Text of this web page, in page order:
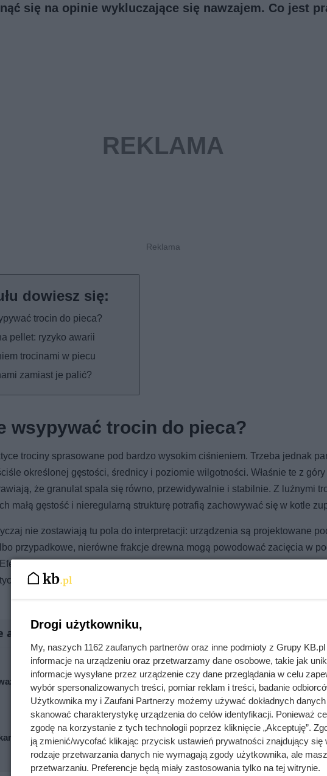
się na opinie wykluczające się nawzajem. Co jest
trocin do pieca?
pellet: ryzyko awarii
trocinami w piecu
zamiast je palić?
wsypywać trocin do pieca?
trociny sprasowane pod bardzo wysokim ciśnieniem. Trzeba jednak
określonej gęstości, średnicy i poziomie wilgotności. Właśnie te z
że granulat spala się równo, przewidywalnie i stabilnie. Z luźnymi
małą gęstość i nieregularną strukturę potrafią zachowywać się w kotle
nie zostawiają tu pola do interpretacji: urządzenia są projektowane
przypadkowe, nierówne frakcje drewna mogą powodować zacięcia w
Zamiast efektywnego, czystego spalania może pojawić się więcej
trociny często oznaczają też konieczność częstszego czyszczenia
artykuły
że w domu energooszczędnym pellet nie ma sensu. To nie zawsze
ujawnili pochodzenie mięsa z Dino. Klienci zaskoczeni
Drogi użytkowniku,
My, naszych 1162 zaufanych partnerów oraz inne podmioty z Grupy
informacje na urządzeniu oraz przetwarzamy dane osobowe, takie jak
informacje wysyłane przez urządzenie czy dane przeglądania w celu
wybór spersonalizowanych treści, pomiar reklam i treści, badanie
Użytkownika my i Zaufani Partnerzy możemy używać dokładnych
skanować charakterystykę urządzenia do celów identyfikacji. Ponieważ
zgodę na korzystanie z tych technologii poprzez kliknięcie „Akceptuję”.
ją zmienić/wycofać klikając przycisk ustawień prywatności znajdujący
rodzaje przetwarzania danych nie wymagają zgody użytkownika, ale
przetwarzaniu. Preferencje będą miały zastosowania tylko na tej witrynie.